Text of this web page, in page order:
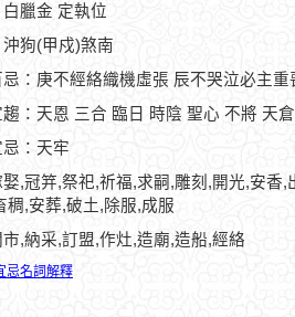
臘金 定執位
沖狗(甲戍)煞南
：庚不經絡織機虛張 辰不哭泣必主重
趨：天恩 三合 臨日 時陰 聖心 不將 天倉
：天牢
娶,冠笄,祭祀,祈福,求嗣,雕刻,開光,安
稠,安葬,破土,除服,成服
市,納采,訂盟,作灶,造廟,造船,經絡
忌名詞解釋